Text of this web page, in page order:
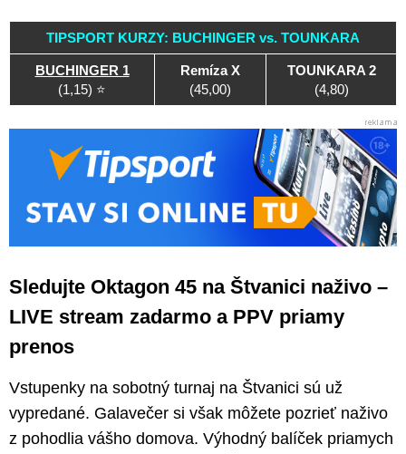
TIPSPORT KURZY: BUCHINGER vs. TOUNKARA
BUCHINGER 1
(1,15) ⭐
Remíza X
(45,00)
TOUNKARA 2
(4,80)
Sledujte Oktagon 45 na Štvanici naživo –
LIVE stream zadarmo a PPV priamy
prenos
Vstupenky na sobotný turnaj na Štvanici sú už
vypredané. Galavečer si však môžete pozrieť naživo
z pohodlia vášho domova. Výhodný balíček priamych